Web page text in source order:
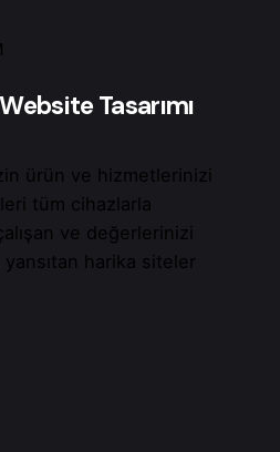
Tasarımı
ürün ve hizmetlerinizi
tüm cihazlarla
ve değerlerinizi
harika siteler